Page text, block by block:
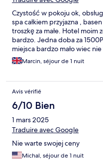
Czystość w pokoju ok,
spa całkiem przyjazna ,
troszkę za małe. Hotel
bardzo. Jedna doba za
miejsca bardzo mało wiec
moim zdaniem bardzo
sztuczna jak dla mnie nie do
Marcin, séjour de 1 nuit
Avis vérifié
6/10 Bien
1 mars 2025
Traduire avec Google
Nie warte swojej ceny
Michal, séjour de 1 nuit